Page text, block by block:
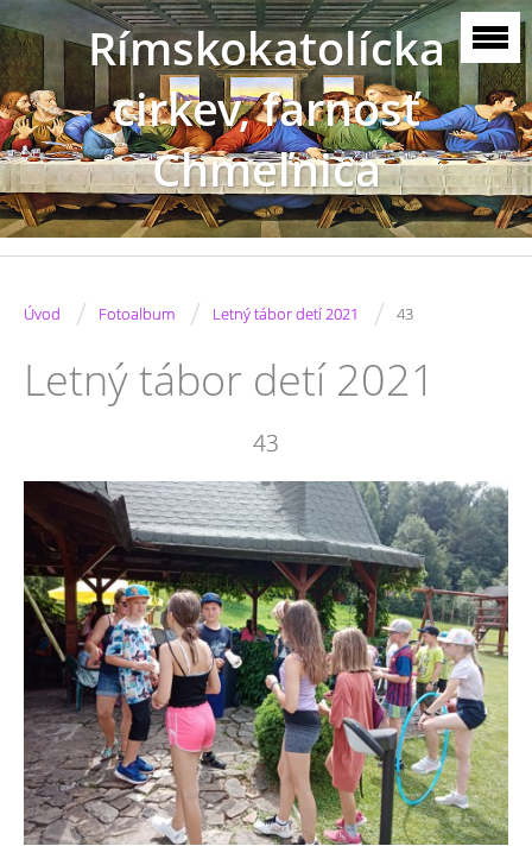
Rímskokatolícka
cirkev, farnosť
Chmeľnica
Úvod / Fotoalbum / Letný tábor detí 2021 / 43
Letný tábor detí 2021
43